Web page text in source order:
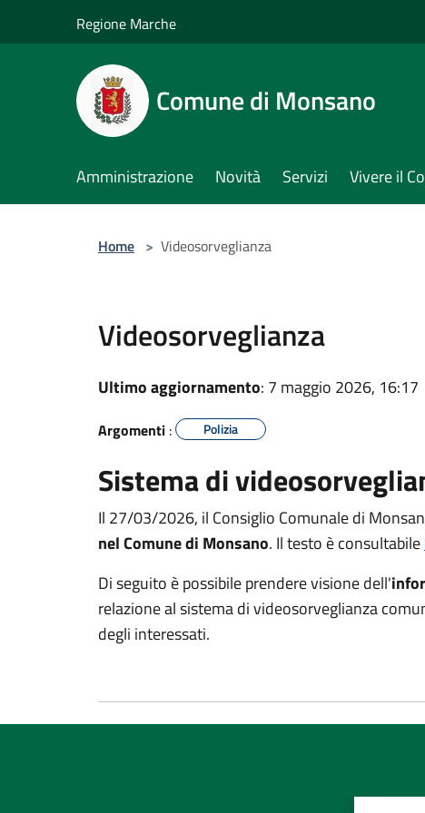
Regione Marche
Comune di Monsano
Amministrazione Novità Servizi Vivere il
Home > Videosorveglianza
Videosorveglianza
Ultimo aggiornamento: 7 maggio 2026, 16:17
Argomenti : Polizia
Sistema di
Il 27/03/2026, il Consiglio Comunale di
nel Comune di Monsano. Il testo è consultabile
Di seguito è possibile prendere visione dell'
relazione al sistema di videosorveglianza
degli interessati.